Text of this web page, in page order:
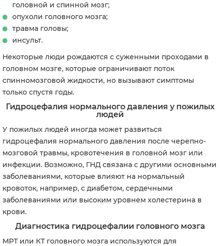
головной и спинной мозг;
опухоли головного мозга;
травма головы;
инсульт.
Некоторые люди рождаются с суженными проходами в
головном мозге, которые ограничивают поток
спинномозговой жидкости, но вызывают симптомы
только спустя годы.
Гидроцефалия нормального давления у пожилых
людей
У пожилых людей иногда может развиться
гидроцефалия нормального давления после черепно-
мозговой травмы, кровотечения в головной мозг или
инфекции. Возможно, ГНД связана с другими основными
заболеваниями, которые влияют на нормальный
кровоток, например, с диабетом, сердечными
заболеваниями или высоким уровнем холестерина в
крови.
Диагностика гидроцефалии головного мозга
МРТ или КТ головного мозга используются для